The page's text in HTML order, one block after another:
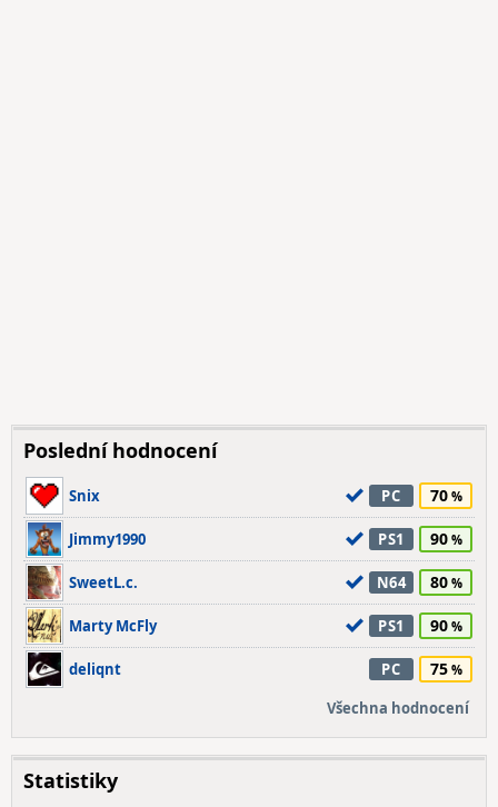
Poslední hodnocení
Snix PC 70
Jimmy1990 PS1 90
SweetL.c. N64 80
Marty McFly PS1 90
deliqnt PC 75
Všechna hodnocení
Statistiky